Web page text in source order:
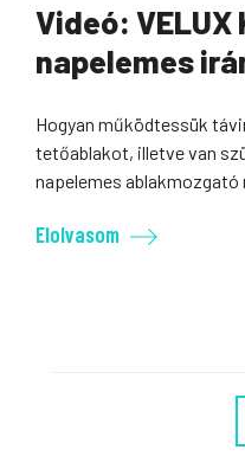
Videó: VELUX
napelemes
Hogyan működtessük
tetőablakot, illetve van
napelemes
Elolvasom